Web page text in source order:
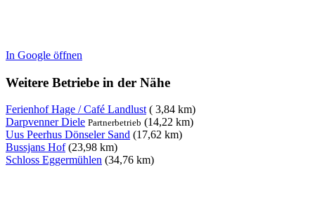
In Google öffnen
Weitere Betriebe in der Nähe
Ferienhof Hage / Café Landlust ( 3,84 km)
Darpvenner Diele Partnerbetrieb (14,22 km)
Uus Peerhus Dönseler Sand (17,62 km)
Bussjans Hof(23,98 km)
Schloss Eggermühlen (34,76 km)